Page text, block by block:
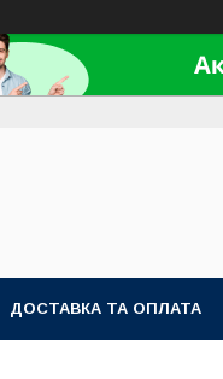
ДОСТАВКА ТА ОПЛАТА